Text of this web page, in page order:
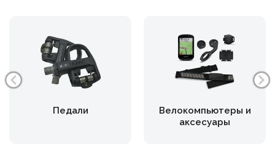
Педали
Велокомпьютеры и
аксесуары